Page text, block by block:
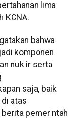
lima
KCNA.
bahwa
komponen
nuklir serta
saja, baik
di atas
pemerintah